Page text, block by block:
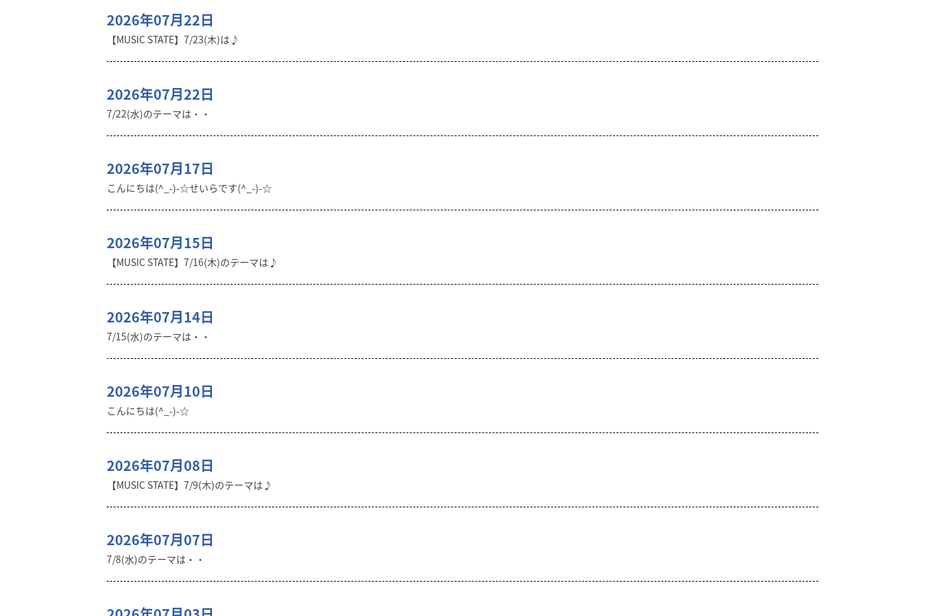
2026年07月22日
【MUSIC STATE】7/23(木)は♪
2026年07月22日
7/22(水)のテーマは・・
2026年07月17日
こんにちは(^_-)-☆せいらです(^_-)-☆
2026年07月15日
【MUSIC STATE】7/16(木)のテーマは♪
2026年07月14日
7/15(水)のテーマは・・
2026年07月10日
こんにちは(^_-)-☆
2026年07月08日
【MUSIC STATE】7/9(木)のテーマは♪
2026年07月07日
7/8(水)のテーマは・・